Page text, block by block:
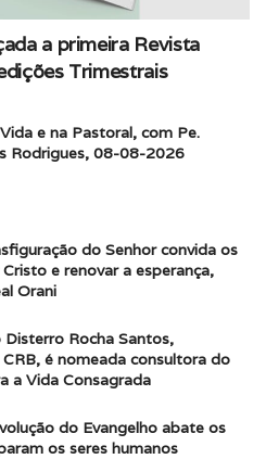
a primeira Revista
Trimestrais
e na Pastoral, com Pe.
Rodrigues, 08-08-2026
do Senhor convida os
e renovar a esperança,
Orani
Rocha Santos,
é nomeada consultora do
a Vida Consagrada
do Evangelho abate os
os seres humanos